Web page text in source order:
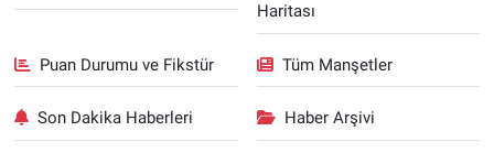
Haritası
Puan Durumu ve Fikstür Tüm Manşetler
Son Dakika Haberleri Haber Arşivi